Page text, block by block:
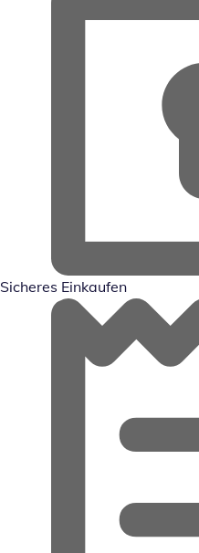
Sicheres Einkaufen